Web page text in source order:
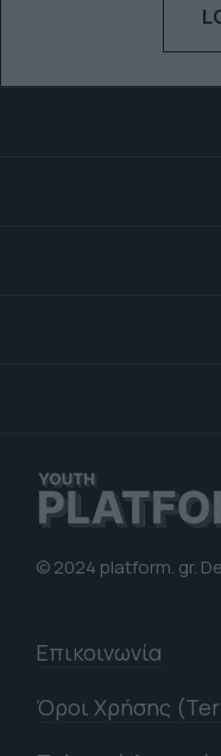
© 2024 platform. gr.
Επικοινωνία
Όροι Χρήσης